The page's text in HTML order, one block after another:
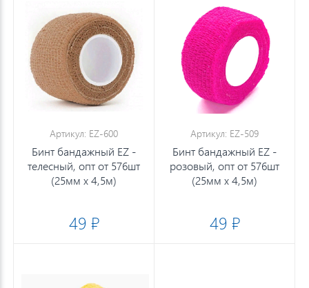
Артикул: EZ-600
Бинт бандажный EZ -
телесный, опт от 576шт
(25мм х 4,5м)
49 ₽
Артикул: EZ-509
Бинт бандажный EZ -
розовый, опт от 576шт
(25мм х 4,5м)
49 ₽